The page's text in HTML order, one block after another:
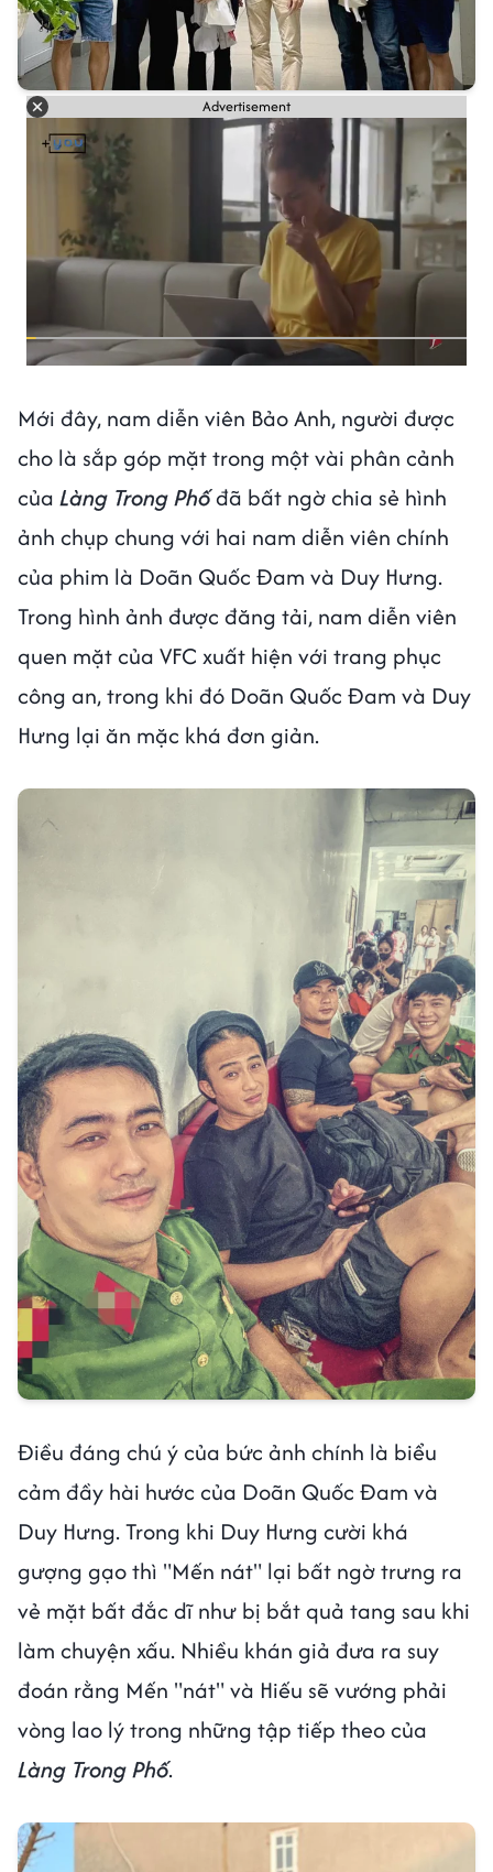
Advertisement
Mới đây, nam diễn viên Bảo Anh, người được
cho là sắp góp mặt trong một vài phân cảnh
của Làng Trong Phốđã bất ngờ chia sẻ hình
ảnh chụp chung với hai nam diễn viên chính
của phim là Doãn Quốc Đam và Duy Hưng.
Trong hình ảnh được đăng tải, nam diễn viên
quen mặt của VFC xuất hiện với trang phục
công an, trong khi đó Doãn Quốc Đam và Duy
Hưng lại ăn mặc khá đơn giản.
Điều đáng chú ý của bức ảnh chính là biểu
cảm đầy hài hước của Doãn Quốc Đam và
Duy Hưng. Trong khi Duy Hưng cười khá
gượng gạo thì "Mến nát" lại bất ngờ trưng ra
vẻ mặt bất đắc dĩ như bị bắt quả tang sau khi
làm chuyện xấu. Nhiều khán giả đưa ra suy
đoán rằng Mến "nát" và Hiếu sẽ vướng phải
vòng lao lý trong những tập tiếp theo của
Làng Trong Phố.